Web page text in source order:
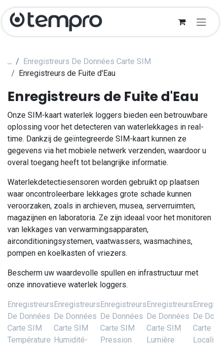
Se rendre au contenu
...
Enregistreurs De Données Carte SIM
Enregistreurs de Fuite d'Eau
Enregistreurs de Fuite d'Eau
Onze SIM-kaart waterlek loggers bieden een betrouwbare
oplossing voor het detecteren van waterlekkages in real-
time. Dankzij de geïntegreerde SIM-kaart kunnen ze
gegevens via het mobiele netwerk verzenden, waardoor u
overal toegang heeft tot belangrijke informatie.
Waterlekdetectiesensoren worden gebruikt op plaatsen
waar oncontroleerbare lekkages grote schade kunnen
veroorzaken, zoals in archieven, musea, serverruimten,
magazijnen en laboratoria. Ze zijn ideaal voor het monitoren
van lekkages van verwarmingsapparaten,
airconditioningsystemen, vaatwassers, wasmachines,
pompen en koelkasten of vriezers.
Bescherm uw waardevolle spullen en infrastructuur met
onze innovatieve waterlek loggers.
Enregistreurs
De Données
Carte SIM
Température
Enregistreurs
De Données
Carte SIM
Humidité-
Enregistreurs
De Données
Carte SIM
Pression
Enregistreurs
De Données
Carte SIM
Lumière
De
Carte